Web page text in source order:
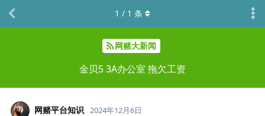
网赌大新闻
金贝5 3A办公室 拖欠工资
1 / 1 条
网赌平台知识 2024年12月6日